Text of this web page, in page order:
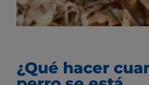
¿Qué hacer